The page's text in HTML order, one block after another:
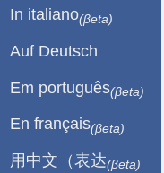
In italiano(βeta)
Auf Deutsch
Em português(βeta)
En français(βeta)
用中文（表达(βeta)